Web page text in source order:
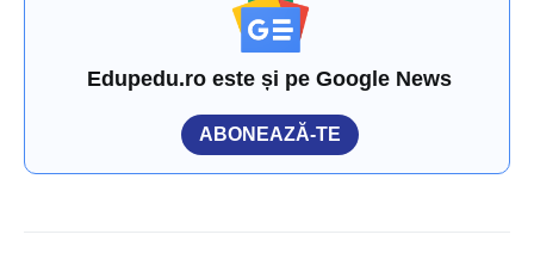
Edupedu.ro este și pe Google News
ABONEAZĂ-TE